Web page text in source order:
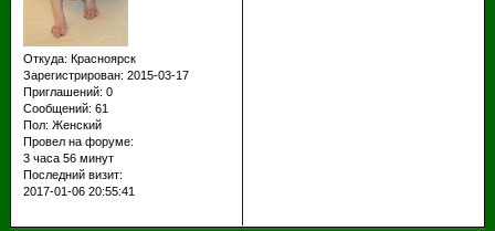
Откуда: Красноярск
Зарегистрирован: 2015-03-17
Приглашений: 0
Сообщений: 61
Пол: Женский
Провел на форуме:
3 часа 56 минут
Последний визит:
2017-01-06 20:55:41